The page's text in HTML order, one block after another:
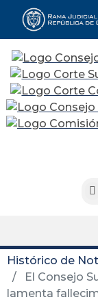
Histórico de
El Consejo
lamenta